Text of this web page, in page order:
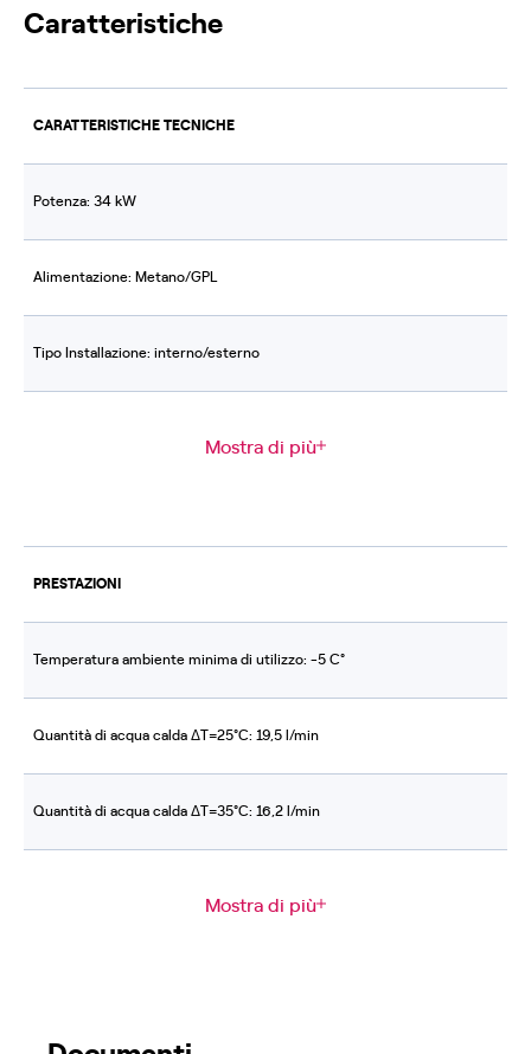
Caratteristiche
CARATTERISTICHE TECNICHE
Potenza: 34 kW
Alimentazione: Metano/GPL
Tipo Installazione: interno/esterno
Mostra di più
PRESTAZIONI
Temperatura ambiente minima di utilizzo: -5 C°
Quantità di acqua calda ΔT=25°C: 19,5 l/min
Quantità di acqua calda ΔT=35°C: 16,2 l/min
Mostra di più